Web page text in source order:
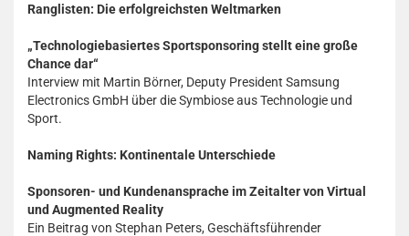
Ranglisten: Die erfolgreichsten Weltmarken
„Technologiebasiertes Sportsponsoring stellt eine große
Chance dar“
Interview mit Martin Börner, Deputy President Samsung
Electronics GmbH über die Symbiose aus Technologie und
Sport.
Naming Rights: Kontinentale Unterschiede
Sponsoren- und Kundenansprache im Zeitalter von Virtual
und Augmented Reality
Ein Beitrag von Stephan Peters, Geschäftsführender